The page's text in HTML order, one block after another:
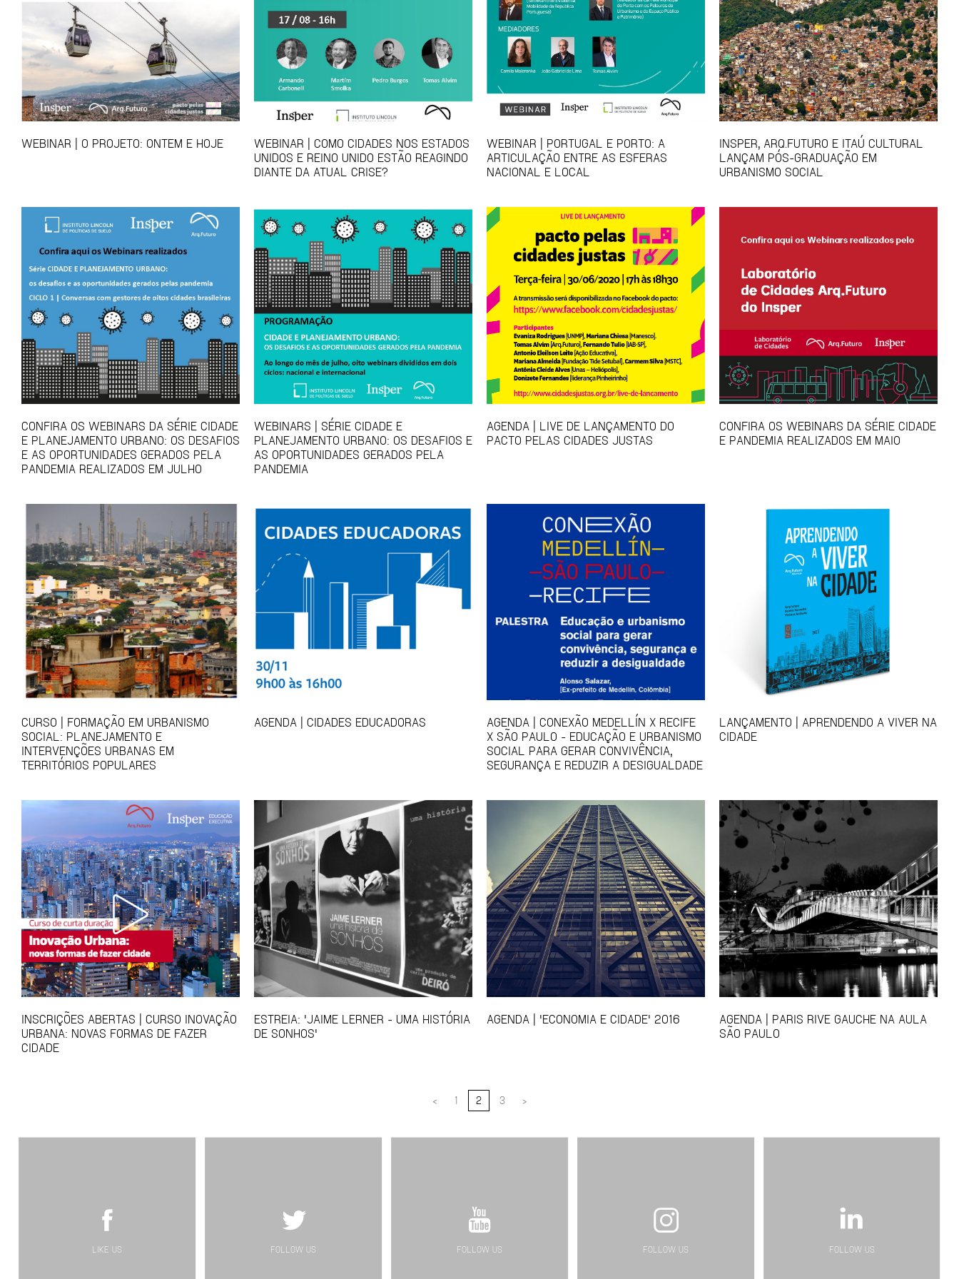
WEBINAR | O PROJETO: ONTEM E HOJE
WEBINAR | COMO CIDADES NOS ESTADOS
UNIDOS E REINO UNIDO ESTÃO REAGINDO
DIANTE DA ATUAL CRISE?
WEBINAR | PORTUGAL E PORTO: A
ARTICULAÇÃO ENTRE AS ESFERAS
NACIONAL E LOCAL
INSPER, ARQ.FUTURO E ITAÚ CULTURAL
LANÇAM PÓS-GRADUAÇÃO EM
URBANISMO SOCIAL
CONFIRA OS WEBINARS DA SÉRIE CIDADE
E PLANEJAMENTO URBANO: OS DESAFIOS
E AS OPORTUNIDADES GERADOS PELA
PANDEMIA REALIZADOS EM JULHO
WEBINARS | SÉRIE CIDADE E
PLANEJAMENTO URBANO: OS DESAFIOS E
AS OPORTUNIDADES GERADOS PELA
PANDEMIA
AGENDA | LIVE DE LANÇAMENTO DO
PACTO PELAS CIDADES JUSTAS
CONFIRA OS WEBINARS DA SÉRIE CIDADE
E PANDEMIA REALIZADOS EM MAIO
CURSO | FORMAÇÃO EM URBANISMO
SOCIAL: PLANEJAMENTO E
INTERVENÇÕES URBANAS EM
TERRITÓRIOS POPULARES
AGENDA | CIDADES EDUCADORAS
AGENDA | CONEXÃO MEDELLÍN X RECIFE
X SÃO PAULO - EDUCAÇÃO E URBANISMO
SOCIAL PARA GERAR CONVIVÊNCIA,
SEGURANÇA E REDUZIR A DESIGUALDADE
LANÇAMENTO | APRENDENDO A VIVER NA
CIDADE
INSCRIÇÕES ABERTAS | CURSO INOVAÇÃO
URBANA: NOVAS FORMAS DE FAZER
CIDADE
ESTREIA: 'JAIME LERNER - UMA HISTÓRIA
DE SONHOS'
AGENDA | 'ECONOMIA E CIDADE' 2016
AGENDA | PARIS RIVE GAUCHE NA AULA
SÃO PAULO
< 1 2 3 >
LIKE US FOLLOW US FOLLOW US FOLLOW US FOLLOW US